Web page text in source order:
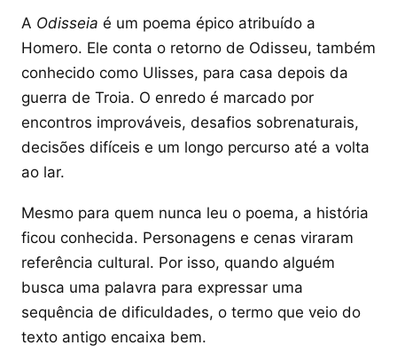
A Odisseia é um poema épico atribuído a
Homero. Ele conta o retorno de Odisseu, também
conhecido como Ulisses, para casa depois da
guerra de Troia. O enredo é marcado por
encontros improváveis, desafios sobrenaturais,
decisões difíceis e um longo percurso até a volta
ao lar.
Mesmo para quem nunca leu o poema, a história
ficou conhecida. Personagens e cenas viraram
referência cultural. Por isso, quando alguém
busca uma palavra para expressar uma
sequência de dificuldades, o termo que veio do
texto antigo encaixa bem.